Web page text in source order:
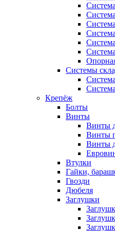
Системы
Крепёж
Болты
Винты
Винты
Винты
Винты
Втулки
Гайки,
Гвозди
Дюбеля
Заглушки